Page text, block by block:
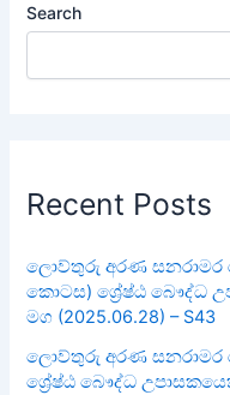
Search
Recent Posts
ලොව්තුරු අරණ සනරාමර
කොටස) ශ්‍රේෂ්ඨ බෞද්ධ
මග (2025.06.28) – S43
ලොව්තුරු අරණ සනරාමර
ශ්‍රේෂ්ඨ බෞද්ධ